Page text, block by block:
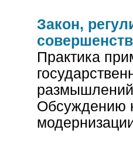
Закон,
Практика
размышлений
Обсуждению